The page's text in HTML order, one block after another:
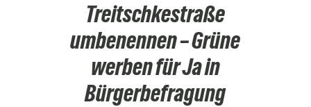
Treitschkestraße
umbenennen – Grüne
werben für Ja in
Bürgerbefragung